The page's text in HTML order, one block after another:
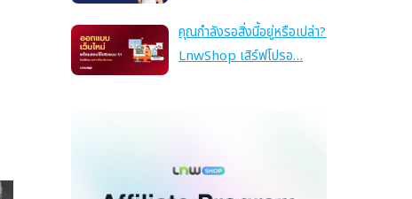
คุณกำลังรอสิ่งนี้อยู่หรือเปล่า?
LnwShop เสิร์ฟโปรอ…